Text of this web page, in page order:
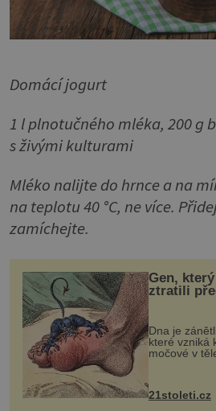
Domácí jogurt
1 l plnotučného mléka, 200 g
s živými kulturami
Mléko nalijte do hrnce a na
na teplotu 40 °C, ne více.
zamíchejte.
Gen,
ztratili
mohl
„nemoci
Dna je
které vzniká
močové v
nohou, a
21stoleti.cz